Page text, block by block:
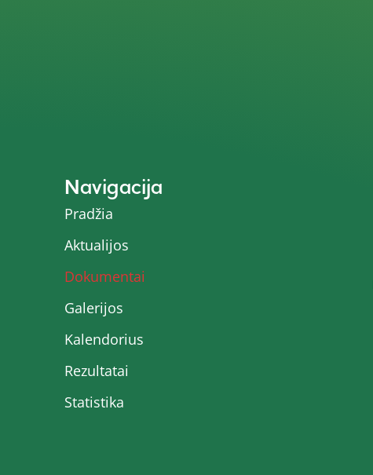
Navigacija
Pradžia
Aktualijos
Dokumentai
Galerijos
Kalendorius
Rezultatai
Statistika